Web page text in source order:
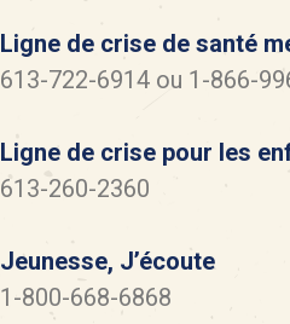
Ligne de crise de santé
613-722-6914 ou 1-866-
Ligne de crise pour les
613-260-2360
Jeunesse, J’écoute
1-800-668-6868